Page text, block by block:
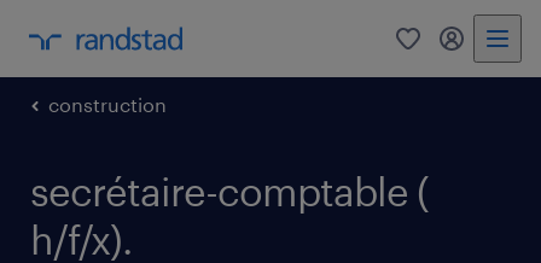
0 my
construction
secrétaire-comptable (
h/f/x).